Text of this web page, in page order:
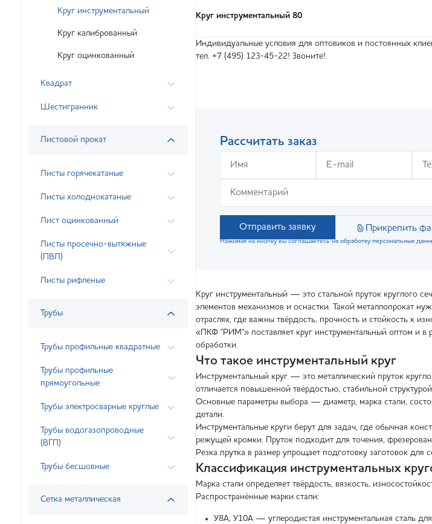
Круг инструментальный
Круг калиброванный
Круг оцинкованный
Квадрат
Шестигранник
Листовой прокат
Листы горячекатаные
Листы холоднокатаные
Лист оцинкованный
Листы просечно-вытяжные
(ПВЛ)
Листы рифленые
Трубы
Трубы профильные квадратные
Трубы профильные
прямоугольные
Трубы электросварные круглые
Трубы водогазопроводные
(ВГП)
Трубы бесшовные
Сетка металлическая
Круг инструментальный 80
Индивидуальные условия для оптовиков и постоянных
тел. +7 (495) 123-45-22! Звоните!
Рассчитать заказ
Отправить заявку Прикрепить
Нажимая на кнопку вы соглашаетесь на обработку персональных
Круг инструментальный — это стальной пруток круглого
элементов механизмов и оснастки. Такой металлопрокат
отраслях, где важны твёрдость, прочность и стойкость к
«ПКФ "РИМ"» поставляет круг инструментальный оптом и в
обработки.
Что такое инструментальный круг
Инструментальный круг — это металлический пруток
отличается повышенной твёрдостью, стабильной
Основные параметры выбора — диаметр, марка стали,
детали.
Инструментальные круги берут для задач, где обычная
режущей кромки. Пруток подходит для точения,
Резка прутка в размер упрощает подготовку заготовок для
Классификация инструментальных
Марка стали определяет твёрдость, вязкость,
Распространённые марки стали:
У8А, У10А — углеродистая инструментальная сталь